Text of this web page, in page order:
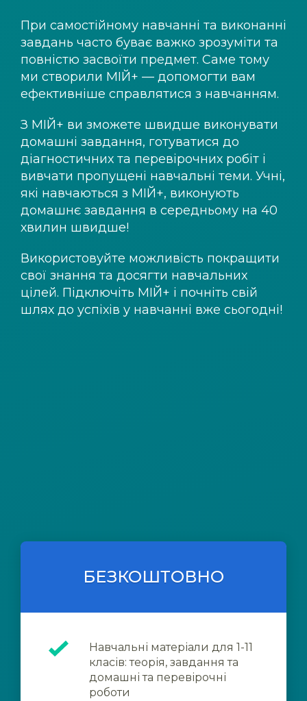
При самостійному навчанні та виконанні
завдань часто буває важко зрозуміти та
повністю засвоїти предмет. Саме тому
ми створили МІЙ+ — допомогти вам
ефективніше справлятися з навчанням.
З МІЙ+ ви зможете швидше виконувати
домашні завдання, готуватися до
діагностичних та перевірочних робіт і
вивчати пропущені навчальні теми. Учні,
які навчаються з МІЙ+, виконують
домашнє завдання в середньому на 40
хвилин швидше!
Використовуйте можливість покращити
свої знання та досягти навчальних
цілей. Підключіть МІЙ+ і почніть свій
шлях до успіхів у навчанні вже сьогодні!
БЕЗКОШТОВНО
Навчальні матеріали для 1-11
класів: теорія, завдання та
домашні та перевірочні
роботи